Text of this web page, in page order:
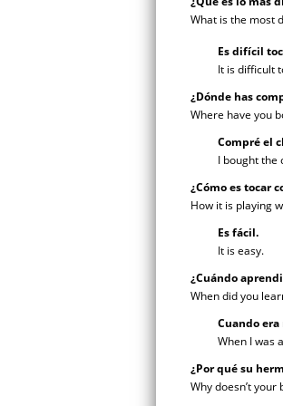
What is the most
Es difícil
It is difficult
¿Dónde has
Where have you
Compré el
I bought the
¿Cómo es tocar
How it is playing
Es fácil.
It is easy.
¿Cuándo
When did you
Cuando era
When I was
¿Por qué su
Why doesn’t